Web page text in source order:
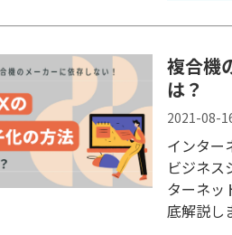
複合機
は？
2021-08-
インター
ビジネス
ターネッ
底解説し